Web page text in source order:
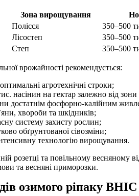
Зона вирощування
Полісся
350–500
Лісостеп
350–500
Степ
350–500
врожайності рекомендується:
агротехнічні строки;
насінин на гектар залежно від
достатнім фосфорно-калійним
хвороби та шкідників;
систему захисту рослин;
обґрунтованої сівозміни;
технологію вирощування.
розетці та повільному весняному
та весняні приморозки.
озимого ріпаку ВНІС